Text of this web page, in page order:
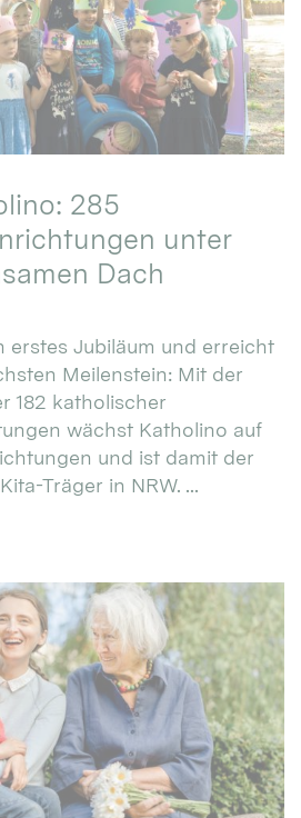
285
unter
Dach
erstes Jubiläum und erreicht
Meilenstein: Mit der
182 katholischer
wächst Katholino auf
und ist damit der
Träger in NRW. ...